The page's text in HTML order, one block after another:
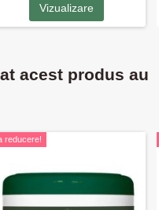
Vizualizare
acest produs au
reducere!